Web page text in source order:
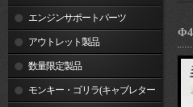
リム エンジンサポートパーツ
アウトレット製品
数量限定製品
モンキー・ゴリラ(キャブレター